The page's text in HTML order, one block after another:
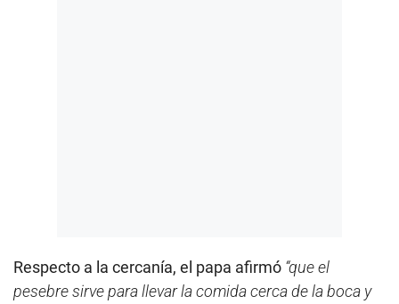
Respecto a la cercanía, el papa afirmó “que el
pesebre sirve para llevar la comida cerca de la boca y